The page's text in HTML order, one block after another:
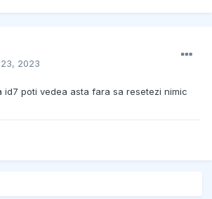
2023
id7 poti vedea asta fara sa resetezi nimic